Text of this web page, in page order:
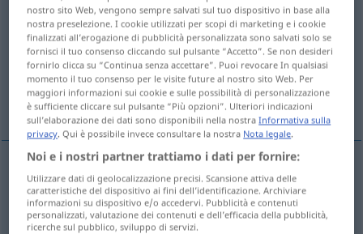
Panoramica di tutte le traduzion
(Fai clic sulla/Tocca traduzione per maggiori dettagli)
Mensch!, Menschenskind!, zum
Donnerwetter!
Mensch!, Menschenskind! ulan
zumDonnerwetter!wütend ulan
nostro sito Web, vengono sempre salvati sul tuo dispositivo in base alla
nostra preselezione. I cookie utilizzati per scopi di marketing e i cookie
finalizzati all’erogazione di pubblicità personalizzata sono salvati solo se
fornisci il tuo consenso cliccando sul pulsante “Accetto”. Se non desideri
fornirlo clicca su “Continua senza accettare”. Puoi revocare In qualsiasi
momento il tuo consenso per le visite future al nostro sito Web. Per
maggiori informazioni sui cookie e sulle possibilità di personalizzazione
è sufficiente cliccare sul pulsante “Più opzioni”. Ulteriori indicazioni
sull’elaborazione dei dati sono disponibili nella nostraInformativa sulla
privacy. Qui è possibile invece consultare la nostra Nota legale.
Noi e i nostri partner trattiamo i dati per fornire:
Utilizzare dati di geolocalizzazione precisi. Scansione attiva delle
caratteristiche del dispositivo ai fini dell’identificazione. Archiviare
informazioni su dispositivo e/o accedervi. Pubblicità e contenuti
personalizzati, valutazione dei contenuti e dell’efficacia della pubblicità,
ricerche sul pubblico, sviluppo di servizi.